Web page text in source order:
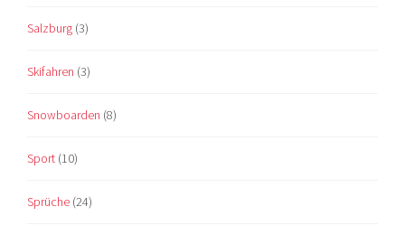
Salzburg (3)
Skifahren (3)
Snowboarden (8)
Sport (10)
Sprüche (24)